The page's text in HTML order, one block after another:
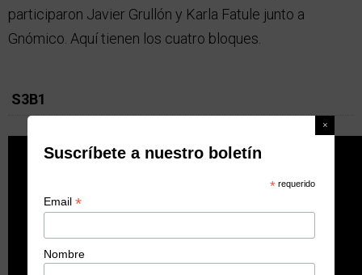
participaron Javier Grullón y Karla Fatule junto a
Gnómico. Aquí tienen los cuatro bloques.
S3B1
Suscríbete a nuestro boletín
* requerido
Email*
Nombre